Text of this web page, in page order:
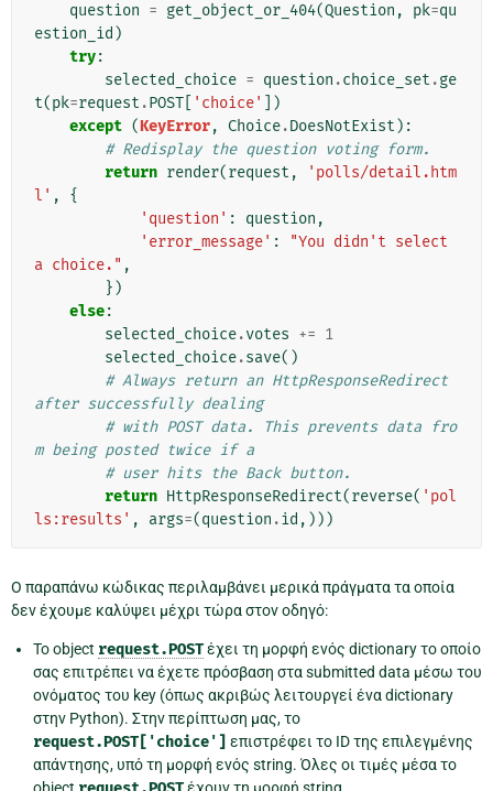
question = get_object_or_404(Question , pk=qu
estion_id )
try:
selected_choice = question .choice_set .ge
t(pk=request .POST 'choice'
])
except (KeyError, Choice.DoesNotExist ):
# Redisplay the question voting form.
return render(request ,
'polls/detail.htm
l' ,
{
'question' : question ,
'error_message' :
"You didn't select
a choice." ,
})
else:
selected_choice.votes += 1
selected_choice.save()
# Always return an HttpResponseRedirect
after successfully dealing
# with POST data. This prevents data fro
m being posted twice if a
# user hits the Back button.
return HttpResponseRedirect(reverse( 'pol
ls:results' , args=(question .id ,)))
Ο παραπάνω κώδικας περιλαμβάνει μερικά πράγματα τα οποία
δεν έχουμε καλύψει μέχρι τώρα στον οδηγό:
Το object request.POSTέχει τη μορφή ενός dictionary το οποίο
σας επιτρέπει να έχετε πρόσβαση στα submitted data μέσω του
ονόματος του key (όπως ακριβώς λειτουργεί ένα dictionary
στην Python). Στην περίπτωση μας, το
request.POST['choice'] επιστρέφει το ID της επιλεγμένης
απάντησης, υπό τη μορφή ενός string. Όλες οι τιμές μέσα το